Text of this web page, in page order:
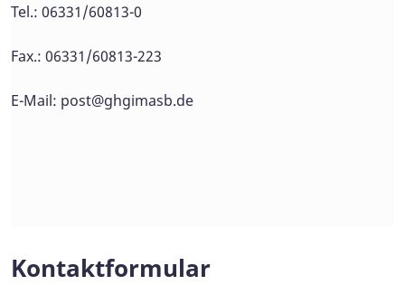
Tel.: 06331/60813-0
Fax.: 06331/60813-223
E-Mail: post@ghgimasb.de
Kontaktformular